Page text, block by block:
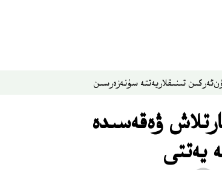
ئەركىن تىنىقلاريەتتە سۇنەزەرسىن
ۋەقەسىدە